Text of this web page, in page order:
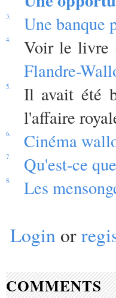
3. Une banque
4.
Voir le livre
Flandre-
5.
Il avait été
l'affaire
6. Cinéma
7. Qu'est-ce
8. Les
Loginor
COMMENTS